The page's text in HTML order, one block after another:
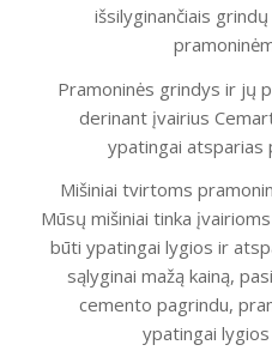
išsilyginančiais
Pramoninės grindys ir jų
derinant įvairius
ypatingai atsparias
Mišiniai tvirtoms
Mūsų mišiniai tinka
būti ypatingai lygios ir
sąlyginai mažą kainą,
cemento pagrindu,
ypatingai